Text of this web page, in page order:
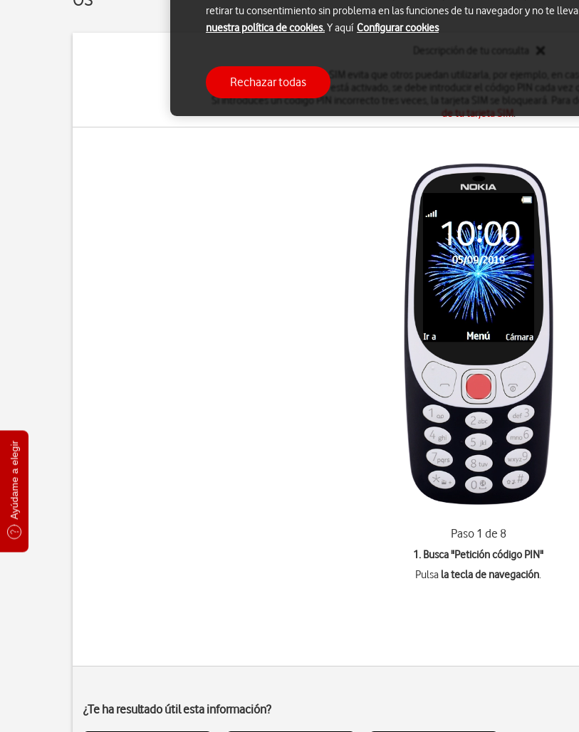
Ayúdame a elegir
El código PIN de tu tarjeta SIM evita que otros puedan utilizarla, por ejemplo, en
del código PIN está activado, se debe introducir el código PIN cada
Si introduces un código PIN incorrecto tres veces, la tarjeta SIM se bloqueará. Para
de tu tarjeta SIM.
Paso 1 de 8
1. Busca "Petición código PIN"
Pulsa la tecla de navegación.
¿Te ha resultado útil esta información?
retirar tu consentimiento sin problema en las funciones de tu navegador y no te
nuestra política de cookies.Y aquí Configurar cookies
Rechazar todas